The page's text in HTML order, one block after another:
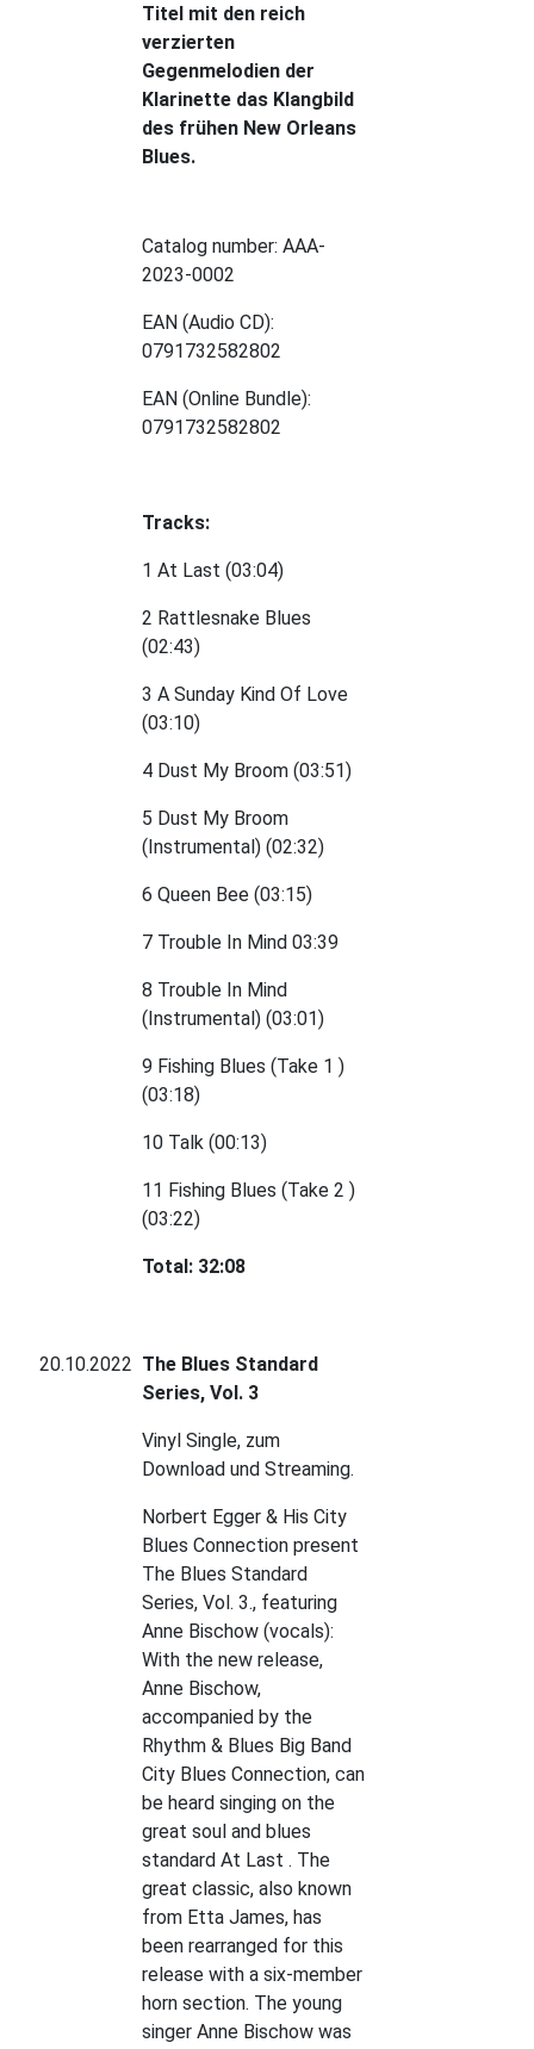
Titel mit den reich
verzierten
Gegenmelodien der
Klarinette das Klangbild
des frühen New Orleans
Blues.
Catalog number: AAA-
2023-0002
EAN (Audio CD):
0791732582802
EAN (Online Bundle):
0791732582802
Tracks:
1 At Last (03:04)
2 Rattlesnake Blues
(02:43)
3 A Sunday Kind Of Love
(03:10)
4 Dust My Broom (03:51)
5 Dust My Broom
(Instrumental) (02:32)
6 Queen Bee (03:15)
7 Trouble In Mind 03:39
8 Trouble In Mind
(Instrumental) (03:01)
9 Fishing Blues (Take 1 )
(03:18)
10 Talk (00:13)
11 Fishing Blues (Take 2 )
(03:22)
Total: 32:08
20.10.2022 The Blues Standard
Series, Vol. 3
Vinyl Single, zum
Download und Streaming.
Norbert Egger & His City
Blues Connection present
The Blues Standard
Series, Vol. 3., featuring
Anne Bischow (vocals):
With the new release,
Anne Bischow,
accompanied by the
Rhythm & Blues Big Band
City Blues Connection, can
be heard singing on the
great soul and blues
standard At Last . The
great classic, also known
from Etta James, has
been rearranged for this
release with a six-member
horn section. The young
singer Anne Bischow was